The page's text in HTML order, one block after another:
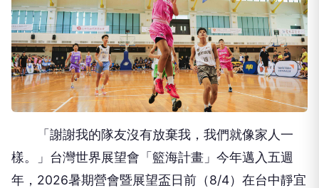
「謝謝我的隊友沒有放棄我，我們就像家人一
樣。」台灣世界展望會「籃海計畫」今年邁入五週
年，2026暑期營會暨展望盃日前（8/4）在台中靜宜
大學體育館盛大開幕。來自全台灣北、中、南、東四